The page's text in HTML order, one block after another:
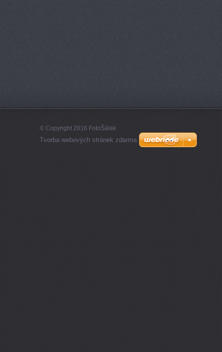
© Copyright 2016 FotoŠálek
Tvorba webových stránek zdarma